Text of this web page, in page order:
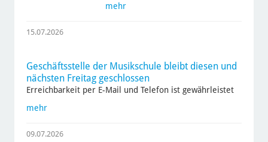
mehr
15.07.2026
Geschäftsstelle der Musikschule bleibt diesen und
nächsten Freitag geschlossen
Erreichbarkeit per E-Mail und Telefon ist gewährleistet
mehr
09.07.2026